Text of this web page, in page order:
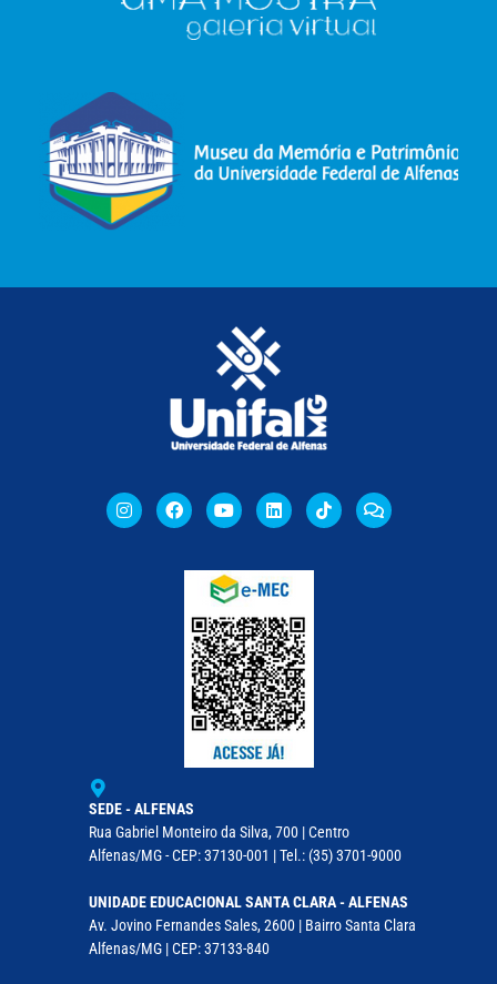
SEDE - ALFENAS
Rua Gabriel Monteiro da Silva, 700 | Centro
Alfenas/MG - CEP: 37130-001 | Tel.: (35) 3701-9000
UNIDADE EDUCACIONAL SANTA CLARA - ALFENAS
Av. Jovino Fernandes Sales, 2600 | Bairro Santa Clara
Alfenas/MG | CEP: 37133-840